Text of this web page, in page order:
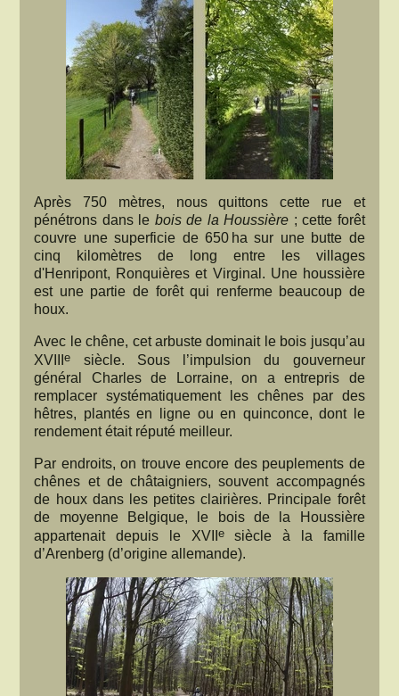
Après 750 mètres, nous quittons cette rue et
pénétrons dans le bois de la Houssière ; cette forêt
couvre une superficie de 650 ha sur une butte de
cinq kilomètres de long entre les villages
d'Henripont, Ronquières et Virginal. Une houssière
est une partie de forêt qui renferme beaucoup de
houx.
Avec le chêne, cet arbuste dominait le bois jusqu’au
XVIIIe siècle. Sous l’impulsion du gouverneur
général Charles de Lorraine, on a entrepris de
remplacer systématiquement les chênes par des
hêtres, plantés en ligne ou en quinconce, dont le
rendement était réputé meilleur.
Par endroits, on trouve encore des peuplements de
chênes et de châtaigniers, souvent accompagnés
de houx dans les petites clairières. Principale forêt
de moyenne Belgique, le bois de la Houssière
appartenait depuis le XVII esiècle à la famille
d’Arenberg (d’origine allemande).